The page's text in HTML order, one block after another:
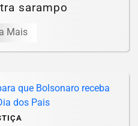
sarampo
Mais